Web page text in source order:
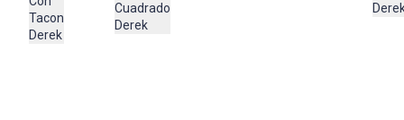
Tacon
Derek
Cuadrado
Derek